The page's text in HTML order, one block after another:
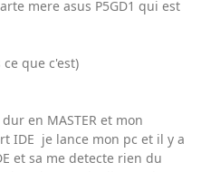
mere asus P5GD1 qui est
que c'est)
en MASTER et mon
IDE je lance mon pc et il y a
et sa me detecte rien du